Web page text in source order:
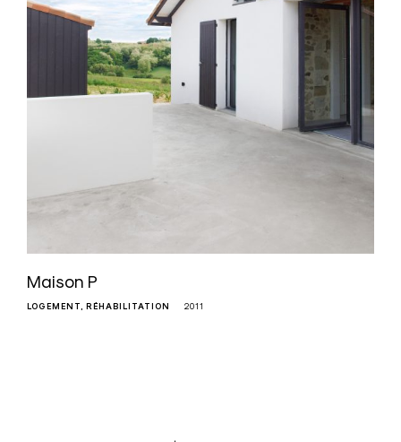
Maison P
LOGEMENT RÉHABILITATION 2011